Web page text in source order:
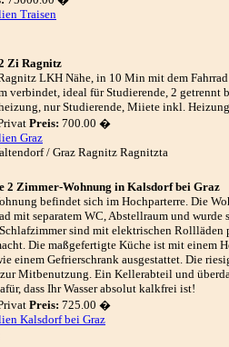
Traisen
Zi Ragnitz
LKH Nähe, in 10 Min mit dem
ideal für Studierende, 2 getrennt
nur Studierende, Miiete inkl.
Preis: 700.00 �
Graz
/ Graz Ragnitz Ragnitzta
2 Zimmer-Wohnung in Kalsdorf bei Graz
befindet sich im Hochparterre. Die
mit separatem WC, Abstellraum und
sind mit elektrischen Rollläden
Die maßgefertigte Küche ist mit
einem Gefrierschrank ausgestattet. Die
Mitbenutzung. Ein Kellerabteil und
dass Ihr Wasser absolut kalkfrei ist!
Preis: 725.00 �
Kalsdorf bei Graz